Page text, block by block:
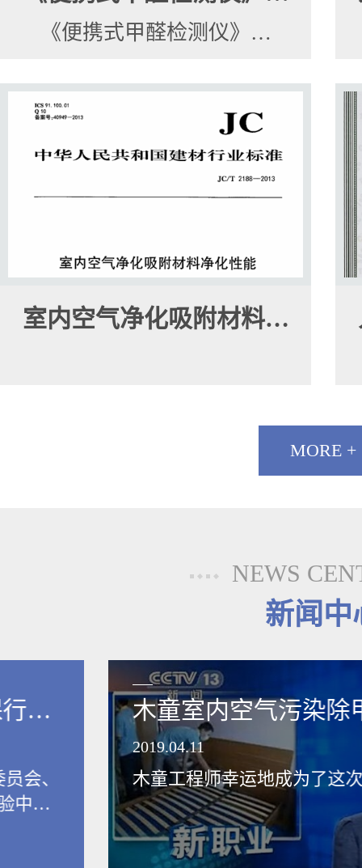
《便携式甲醛检测仪》…
室内空气净化吸附材料…
MORE +
NEWS
新闻中
业
会、
中
木童室内空气污染
领健康新生活
2019.04.11
木童工程师幸运地成为了这